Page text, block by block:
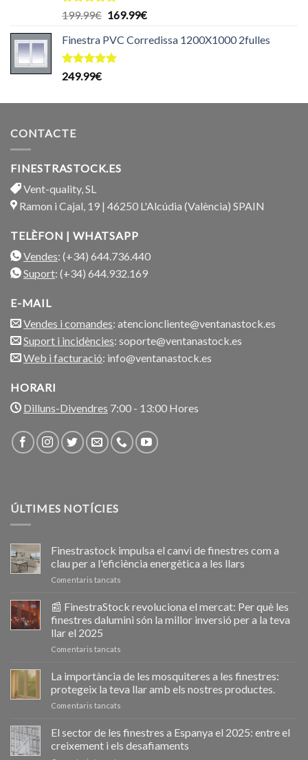
Puntuat
de 5
199.99€ El
original
era:
169.99€El
actual
Finestra PVC Corredissa 1200X1000 2fulles
Puntuat
249.99€
CONTACTE
FINESTRASTOCK.ES
Vent-quality, SL
Ramon i Cajal, 19 | 46250 L'Alcúdia (València) SPAIN
TELÈFON | WHATSAPP
Vendes: (+34) 644.736.440
Suport: (+34) 644.932.169
E-MAIL
Vendes i comandes: atencioncliente@ventanastock.es
Suport i incidències: soporte@ventanastock.es
Web i facturació: info@ventanastock.es
HORARI
Dilluns-Divendres 7:00 - 13:00 Hores
ÚLTIMES NOTÍCIES
Finestrastock impulsa el canvi de finestres com a
clau per a l'eficiència energètica a les llars
Comentaris tancats
impulsa
cambio
clave
para
la
en
los
📰 FinestraStock revoluciona el mercat: Per què les
finestres dalumini són la millor inversió per a la teva
llar el 2025
Comentaris tancats
VentanaStock
el
qué
las
La importància de les mosquiteres a les finestres:
protegeix la teva llar amb els nostres productes.
Comentaris tancats
importancia
las
El sector de les finestres a Espanya el 2025: entre el
creixement i els desafiaments